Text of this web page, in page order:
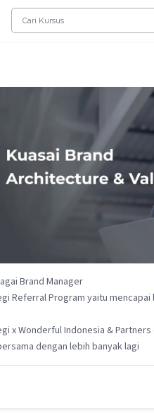
Brand Manager
Referral Program yaitu mencapai
x Wonderful Indonesia &
dengan lebih banyak lagi